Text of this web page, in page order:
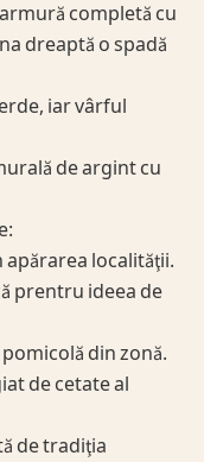
completă cu
dreaptă o spadă
iar vârful
de argint cu
apărarea localităţii.
prentru ideea de
din zonă.
de cetate al
de tradiţia